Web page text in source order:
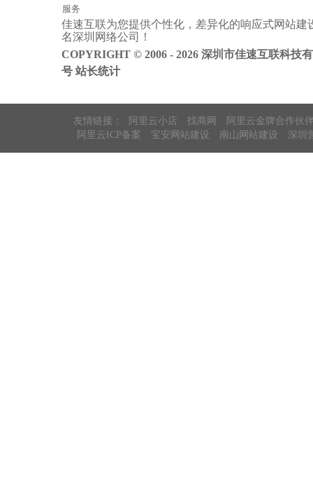
服务
阿里云ICP备
案
佳速互联为您提供个性化，差异化的响应式网站建
名深圳网络公司
！
COPYRIGHT © 2006 - 2026 深圳市佳速互联科技
号 站长统计
友情链接： 阿里云小店 找商网
阿里云金牌合作伙
阿里云ICP备案
宝安网站建设 南山网站建设 深圳